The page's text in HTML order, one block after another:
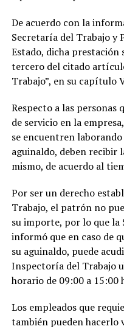
De acuerdo con la
Secretaría del Trabajo y
Estado, dicha
tercero del citado
Trabajo”, en su capítulo
Respecto a las personas
de servicio en la
se encuentren
aguinaldo, deben
mismo, de acuerdo al
Por ser un derecho
Trabajo, el patrón no
su importe, por lo que la
informó que en caso de
su aguinaldo, puede
Inspectoría del Trabajo
horario de 09:00 a 15:00
Los empleados que
también pueden hacerlo